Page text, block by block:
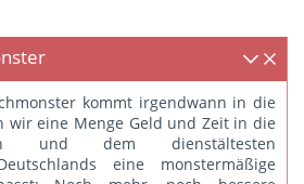
kommt irgendwann in die
wir eine Menge Geld und Zeit in die
und dem dienstältesten
eine monstermäßige